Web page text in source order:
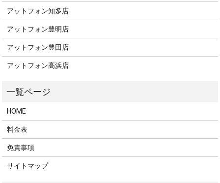
アットフォン知多店
アットフォン豊明店
アットフォン豊田店
アットフォン高浜店
HOME
料金表
免責事項
サイトマップ